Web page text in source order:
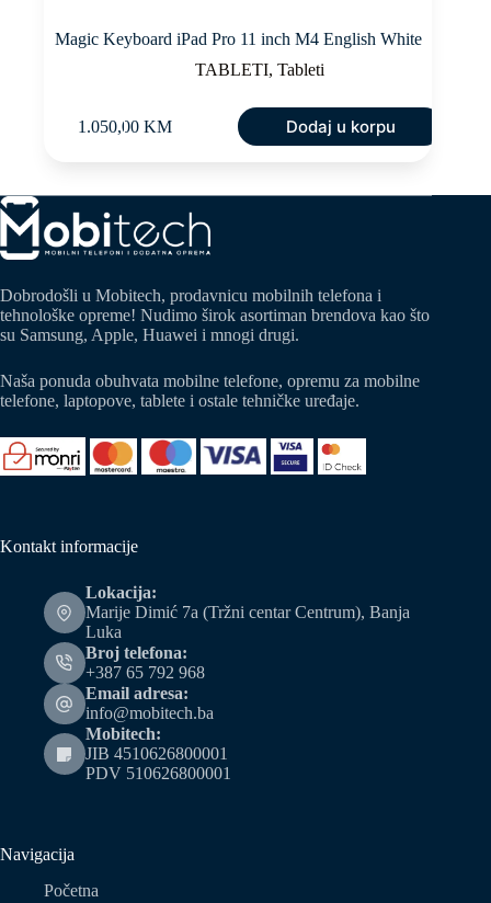
Magic Keyboard iPad Pro 11 inch M4 English White
TABLETI,Tableti
1.050,00 KM Dodaj u korpu
Dobrodošli u Mobitech, prodavnicu mobilnih telefona i
tehnološke opreme! Nudimo širok asortiman brendova kao što
su Samsung, Apple, Huawei i mnogi drugi.
Naša ponuda obuhvata mobilne telefone, opremu za mobilne
telefone, laptopove, tablete i ostale tehničke uređaje.
Kontakt informacije
Lokacija:
Marije Dimić 7a (Tržni centar Centrum), Banja
Luka
Broj telefona:
+387 65 792 968
Email adresa:
info@mobitech.ba
Mobitech:
JIB 4510626800001
PDV 510626800001
Navigacija
Početna